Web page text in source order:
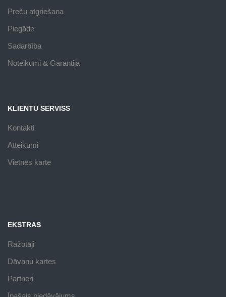
Preču atgriešana
Piegāde
Sadarbība
Noteikumi & Garantija
KLIENTU SERVISS
Kontakti
Atteikumi
Vietnes karte
EKSTRAS
Ražotāji
Dāvanu kartes
Partneri